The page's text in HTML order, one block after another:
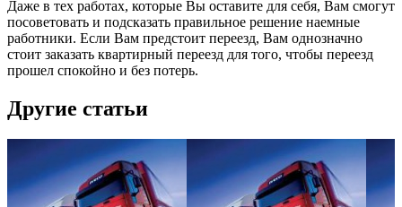
Даже в тех работах, которые Вы оставите для себя, Вам смогут
посоветовать и подсказать правильное решение наемные
работники. Если Вам предстоит переезд, Вам однозначно
стоит заказать квартирный переезд для того, чтобы переезд
прошел спокойно и без потерь.
Другие статьи